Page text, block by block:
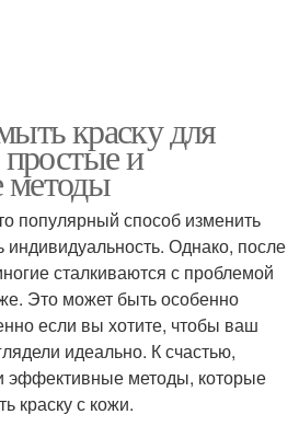
краску для
и
популярный способ изменить
индивидуальность. Однако, после
сталкиваются с проблемой
Это может быть особенно
если вы хотите, чтобы ваш
идеально. К счастью,
эффективные методы, которые
краску с кожи.